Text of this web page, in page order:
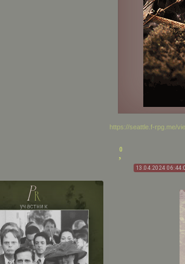
https://seattle.f-rpg.me/
0
13.04.2024
pr
участник